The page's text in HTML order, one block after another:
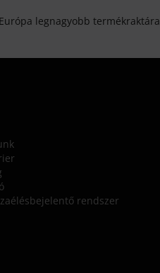
Európa legnagyobb termékraktára
rendszer